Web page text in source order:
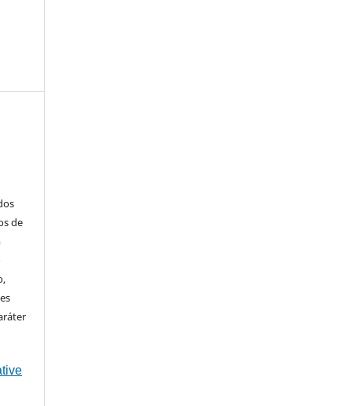
de